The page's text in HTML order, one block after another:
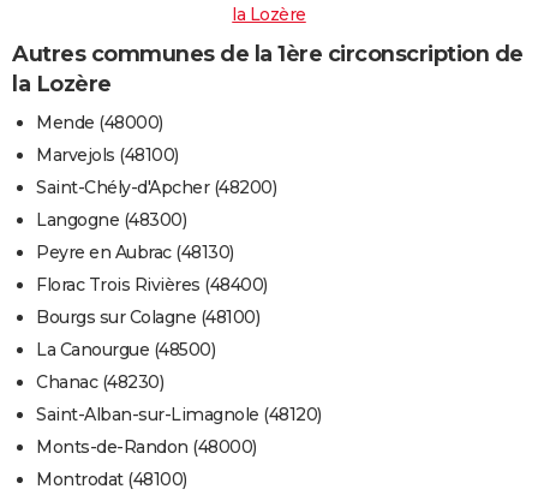
la Lozère
Autres communes de la 1ère circonscription de
la Lozère
Mende (48000)
Marvejols (48100)
Saint-Chély-d'Apcher (48200)
Langogne (48300)
Peyre en Aubrac (48130)
Florac Trois Rivières (48400)
Bourgs sur Colagne (48100)
La Canourgue (48500)
Chanac (48230)
Saint-Alban-sur-Limagnole (48120)
Monts-de-Randon (48000)
Montrodat (48100)